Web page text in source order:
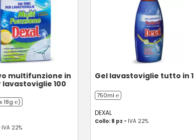
multifunzione in
100
18g ℮)
IVA 22%
Gel lavastoviglie tutto in 1
750ml ℮
DEXAL
Collo: 8 pz - IVA 22%